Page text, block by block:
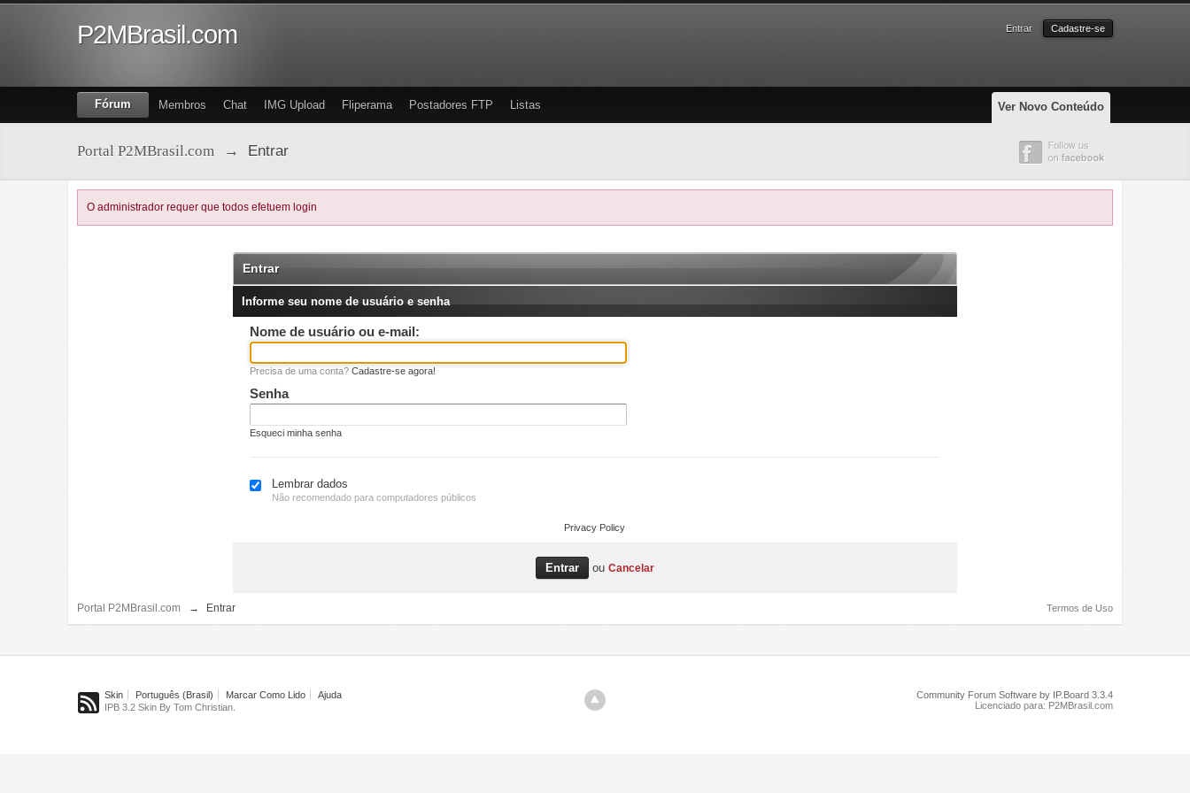
P2MBrasil.com Entrar Cadastre-se
Ver Novo Conteúdo
Fórum Membros Chat IMG Upload Fliperama Postadores FTP Listas
Portal P2MBrasil.com → Entrar
O administrador requer que todos efetuem login
Entrar
Informe seu nome de usuário e senha
Nome de usuário ou e-mail:
Precisa de uma conta? Cadastre-se agora!
Senha
Esqueci minha senha
Lembrar dados
Não recomendado para computadores públicos
Privacy Policy
ou Cancelar
Portal P2MBrasil.com → Entrar Termos de Uso
Skin Português (Brasil) Marcar Como Lido
Ajuda
IPB 3.2 Skin By Tom Christian.
Community Forum Software by IP.Board 3.3.4
Licenciado para: P2MBrasil.com